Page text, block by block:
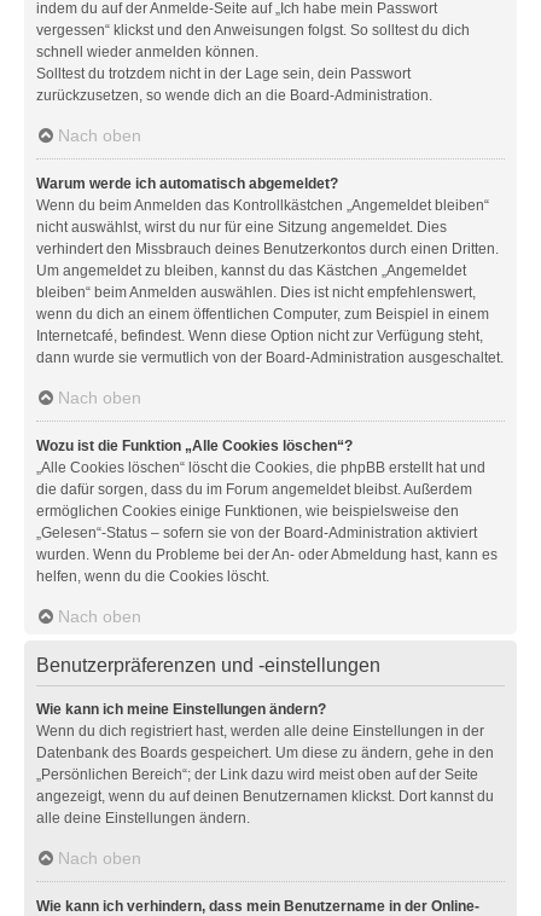
indem du auf der Anmelde-Seite auf „Ich habe mein Passwort
vergessen“ klickst und den Anweisungen folgst. So solltest du dich
schnell wieder anmelden können.
Solltest du trotzdem nicht in der Lage sein, dein Passwort
zurückzusetzen, so wende dich an die Board-Administration.
Nach oben
Warum werde ich automatisch abgemeldet?
Wenn du beim Anmelden das Kontrollkästchen „Angemeldet bleiben“
nicht auswählst, wirst du nur für eine Sitzung angemeldet. Dies
verhindert den Missbrauch deines Benutzerkontos durch einen Dritten.
Um angemeldet zu bleiben, kannst du das Kästchen „Angemeldet
bleiben“ beim Anmelden auswählen. Dies ist nicht empfehlenswert,
wenn du dich an einem öffentlichen Computer, zum Beispiel in einem
Internetcafé, befindest. Wenn diese Option nicht zur Verfügung steht,
dann wurde sie vermutlich von der Board-Administration ausgeschaltet.
Nach oben
Wozu ist die Funktion „Alle Cookies löschen“?
„Alle Cookies löschen“ löscht die Cookies, die phpBB erstellt hat und
die dafür sorgen, dass du im Forum angemeldet bleibst. Außerdem
ermöglichen Cookies einige Funktionen, wie beispielsweise den
„Gelesen“-Status – sofern sie von der Board-Administration aktiviert
wurden. Wenn du Probleme bei der An- oder Abmeldung hast, kann es
helfen, wenn du die Cookies löscht.
Nach oben
Benutzerpräferenzen und -einstellungen
Wie kann ich meine Einstellungen ändern?
Wenn du dich registriert hast, werden alle deine Einstellungen in der
Datenbank des Boards gespeichert. Um diese zu ändern, gehe in den
„Persönlichen Bereich“; der Link dazu wird meist oben auf der Seite
angezeigt, wenn du auf deinen Benutzernamen klickst. Dort kannst du
alle deine Einstellungen ändern.
Nach oben
Wie kann ich verhindern, dass mein Benutzername in der Online-